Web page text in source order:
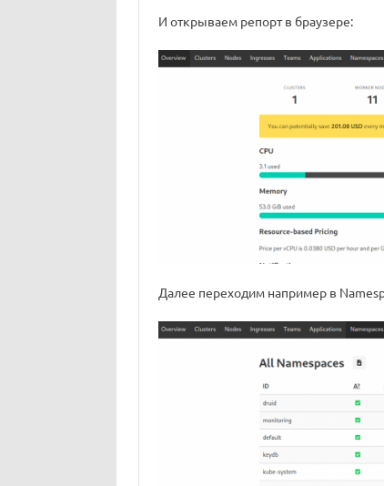
И открываем репорт в браузере:
Далее переходим например в